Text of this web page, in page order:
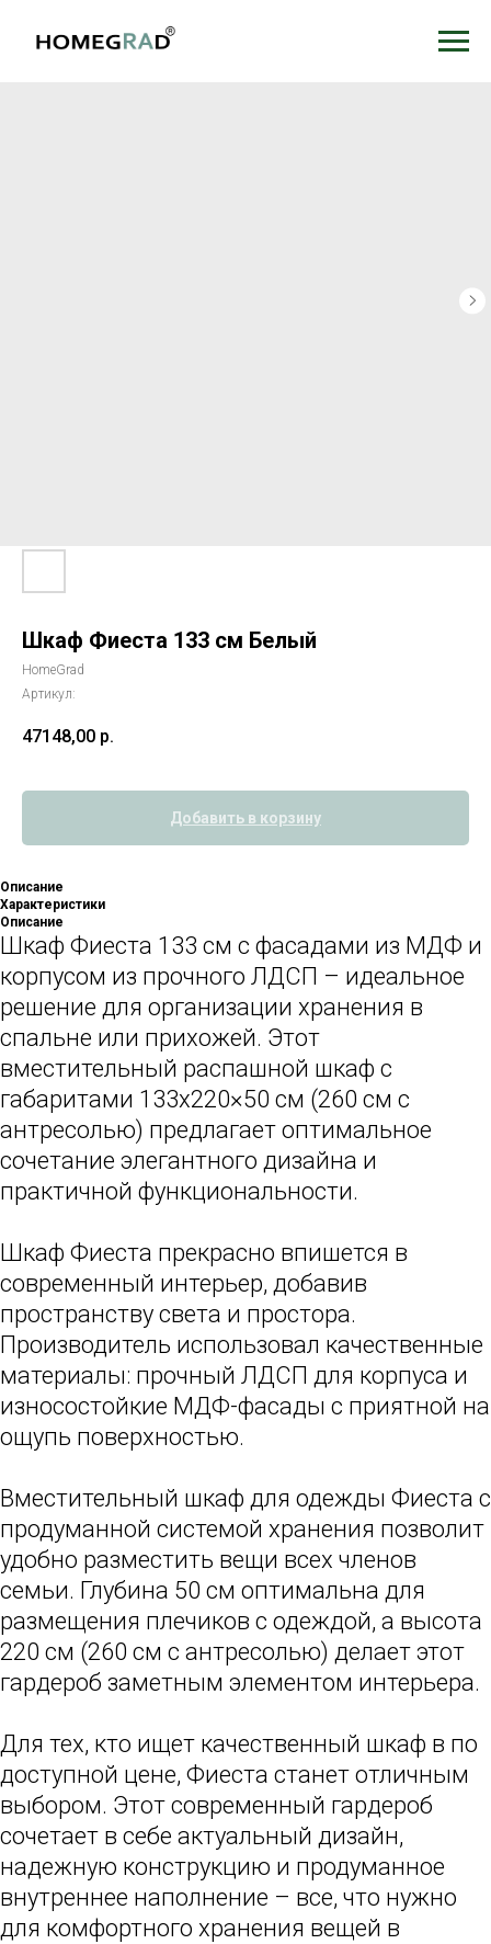
Шкаф Фиеста 133 см Белый
HomeGrad
Артикул:
47148,00 р.
Добавить в корзину
Описание
Характеристики
Описание
Шкаф Фиеста 133 см с фасадами из МДФ и
корпусом из прочного ЛДСП – идеальное
решение для организации хранения в
спальне или прихожей. Этот
вместительный распашной шкаф с
габаритами 133х220×50 см (260 см с
антресолью) предлагает оптимальное
сочетание элегантного дизайна и
практичной функциональности.
Шкаф Фиеста прекрасно впишется в
современный интерьер, добавив
пространству света и простора.
Производитель использовал качественные
материалы: прочный ЛДСП для корпуса и
износостойкие МДФ-фасады с приятной на
ощупь поверхностью.
Вместительный шкаф для одежды Фиеста с
продуманной системой хранения позволит
удобно разместить вещи всех членов
семьи. Глубина 50 см оптимальна для
размещения плечиков с одеждой, а высота
220 см (260 см с антресолью) делает этот
гардероб заметным элементом интерьера.
Для тех, кто ищет качественный шкаф в по
доступной цене, Фиеста станет отличным
выбором. Этот современный гардероб
сочетает в себе актуальный дизайн,
надежную конструкцию и продуманное
внутреннее наполнение – все, что нужно
для комфортного хранения вещей в